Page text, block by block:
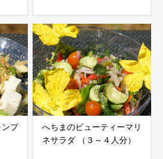
ンプ
へちまのビューティーマリ
ネサラダ （３～４人分）